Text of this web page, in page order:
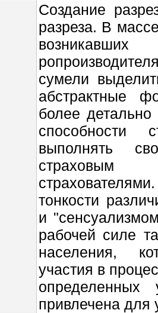
Создание
разреза. В
сумели
абстрактные
более
способности
выполнять
страховым
тонкости
и
рабочей силе
населения,
участия в
привлечена для